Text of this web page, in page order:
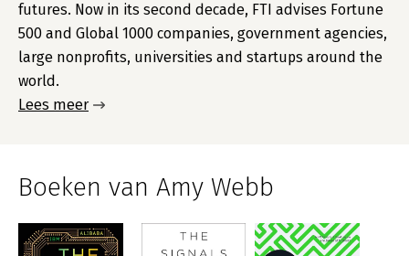
futures. Now in its second decade, FTI advises Fortune
500 and Global 1000 companies, government agencies,
large nonprofits, universities and startups around the
world.
Lees meer
Boeken van Amy Webb